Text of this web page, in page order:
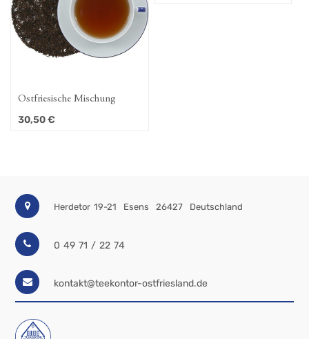
Ostfriesische Mischung
30,50€
Herdetor 19-21 Esens 26427 Deutschland
0 49 71 / 22 74
kontakt@teekontor-ostfriesland.de